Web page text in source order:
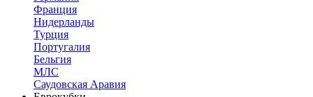
Франция
Нидерланды
Турция
Португалия
Бельгия
МЛС
Саудовская Аравия